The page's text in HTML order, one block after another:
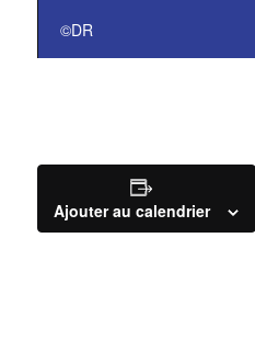
©DR
Ajouter au calendrier